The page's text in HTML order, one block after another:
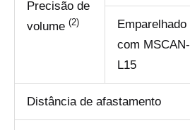
Precisão de
volume (2)
Emparelhado
com MSCAN-
L15
Distância de afastamento